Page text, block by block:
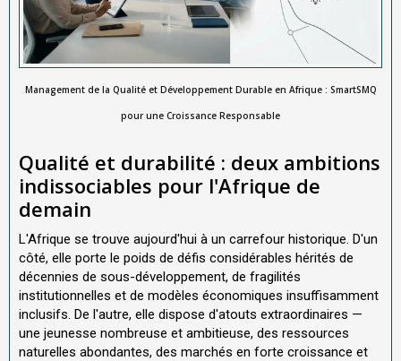
Management de la Qualité et Développement Durable en Afrique : SmartSMQ
pour une Croissance Responsable
Qualité et durabilité : deux ambitions
indissociables pour l'Afrique de
demain
L'Afrique se trouve aujourd'hui à un carrefour historique. D'un
côté, elle porte le poids de défis considérables hérités de
décennies de sous-développement, de fragilités
institutionnelles et de modèles économiques insuffisamment
inclusifs. De l'autre, elle dispose d'atouts extraordinaires —
une jeunesse nombreuse et ambitieuse, des ressources
naturelles abondantes, des marchés en forte croissance et